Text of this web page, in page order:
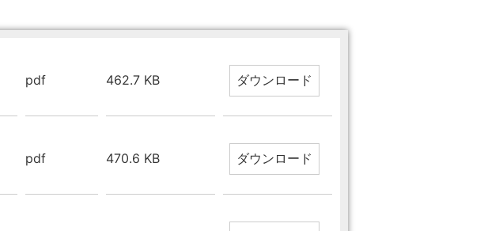
pdf 462.7 KB
pdf 470.6 KB